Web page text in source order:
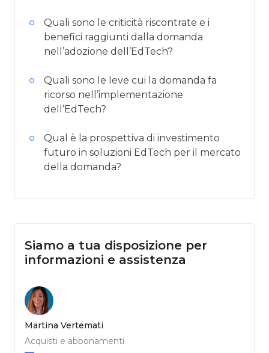
Quali sono le criticità riscontrate e i
benefici raggiunti dalla domanda
nell’adozione dell’EdTech?
Quali sono le leve cui la domanda fa
ricorso nell’implementazione
dell’EdTech?
Qual è la prospettiva di investimento
futuro in soluzioni EdTech per il mercato
della domanda?
Siamo a tua disposizione per
informazioni e assistenza
Martina Vertemati
Acquisti e abbonamenti